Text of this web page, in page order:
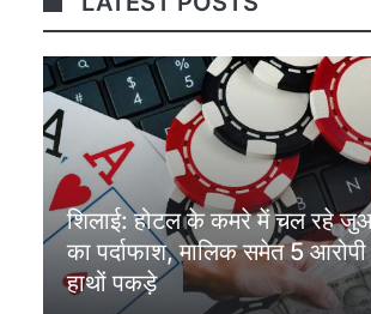
शिलाई: होटल के कमरे में चल रहे
का पर्दाफाश, मालिक समेत 5
हाथों पकड़े